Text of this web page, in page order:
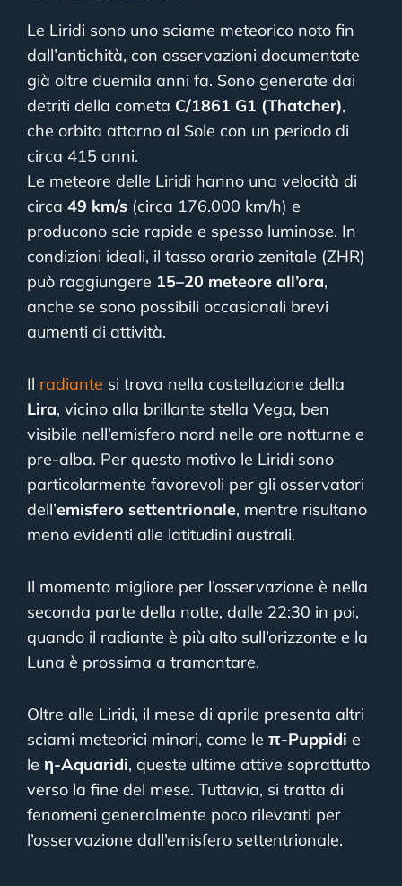
Le Liridi sono uno sciame meteorico noto fin
dall’antichità, con osservazioni documentate
già oltre duemila anni fa. Sono generate dai
detriti della cometa C/1861 G1 (Thatcher),
che orbita attorno al Sole con un periodo di
circa 415 anni.
Le meteore delle Liridi hanno una velocità di
circa 49 km/s (circa 176.000 km/h) e
producono scie rapide e spesso luminose. In
condizioni ideali, il tasso orario zenitale (ZHR)
può raggiungere 15–20 meteore all’ora,
anche se sono possibili occasionali brevi
aumenti di attività.
Il radiante si trova nella costellazione della
Lira, vicino alla brillante stella Vega, ben
visibile nell’emisfero nord nelle ore notturne e
pre-alba. Per questo motivo le Liridi sono
particolarmente favorevoli per gli osservatori
dell’emisfero settentrionale, mentre risultano
meno evidenti alle latitudini australi.
Il momento migliore per l’osservazione è nella
seconda parte della notte, dalle 22:30 in poi,
quando il radiante è più alto sull’orizzonte e la
Luna è prossima a tramontare.
Oltre alle Liridi, il mese di aprile presenta altri
sciami meteorici minori, come le π-Puppidi e
le η-Aquaridi, queste ultime attive soprattutto
verso la fine del mese. Tuttavia, si tratta di
fenomeni generalmente poco rilevanti per
l’osservazione dall’emisfero settentrionale.